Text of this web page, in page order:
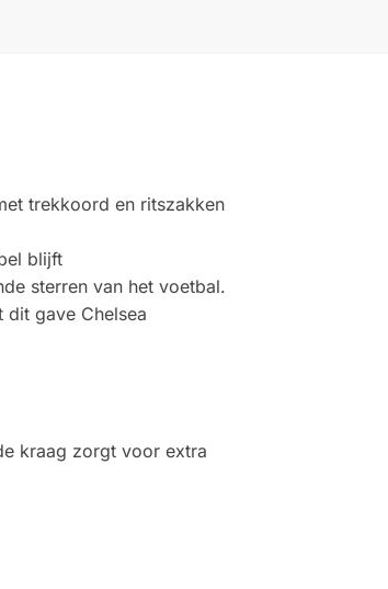
trekkoord en ritszakken
blijft
sterren van het voetbal.
gave Chelsea
kraag zorgt voor extra